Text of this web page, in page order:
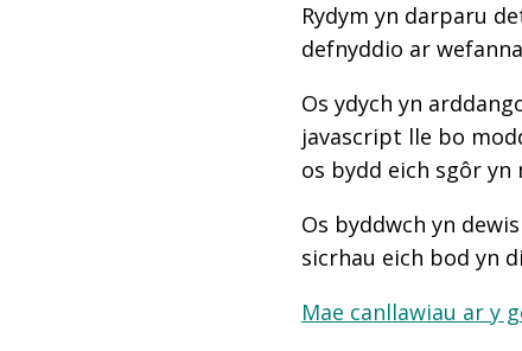
Rydym yn darparu
defnyddio ar
Os ydych yn
javascript lle bo
os bydd eich sgôr yn
Os byddwch yn
sicrhau eich bod yn
Mae canllawiau ar y